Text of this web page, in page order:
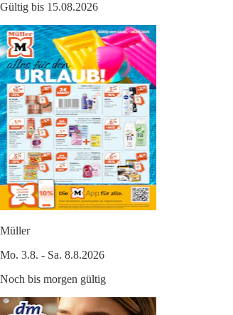
Gültig bis 15.08.2026
Müller
Mo. 3.8. - Sa. 8.8.2026
Noch bis morgen gültig